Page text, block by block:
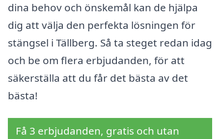
dina behov och önskemål kan de hjälpa
dig att välja den perfekta lösningen för
stängsel i Tällberg. Så ta steget redan idag
och be om flera erbjudanden, för att
säkerställa att du får det bästa av det
bästa!
Få 3 erbjudanden, gratis och utan